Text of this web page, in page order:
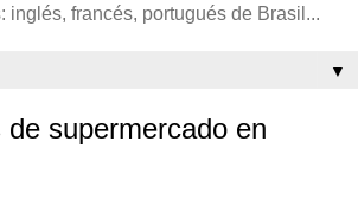
inglés, francés, portugués de Brasil...
▼
supermercado en